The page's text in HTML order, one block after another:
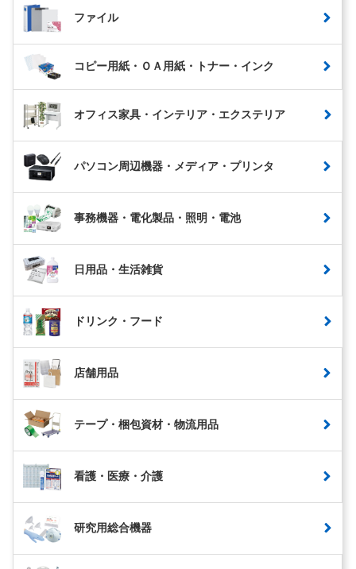
ファイル
コピー用紙・ＯＡ用紙・トナー・インク
オフィス家具・インテリア・エクステリア
パソコン周辺機器・メディア・プリンタ
事務機器・電化製品・照明・電池
日用品・生活雑貨
ドリンク・フード
店舗用品
テープ・梱包資材・物流用品
看護・医療・介護
研究用総合機器